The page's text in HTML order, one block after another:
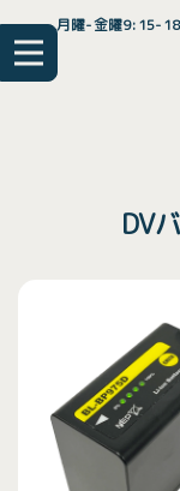
月曜-金曜9:15-
DV